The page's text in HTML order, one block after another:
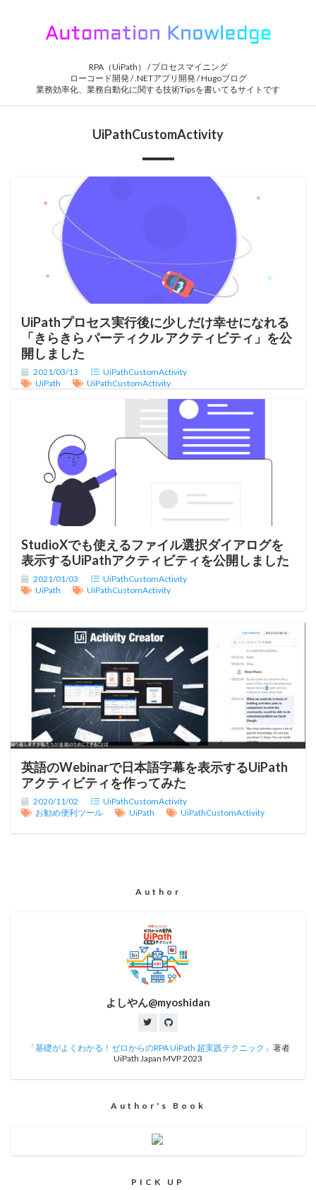
RPA（UiPath） / プロセスマイニング
ローコード開発 / .NETアプリ開発 / Hugoブログ
業務効率化、業務自動化に関する技術Tipsを書いてるサイトです
UiPathCustomActivity
UiPathプロセス実行後に少しだけ幸せになれる
「きらきら パーティクル アクティビティ」を公
開しました
2021/03/13
UiPathCustomActivity
UiPath
UiPathCustomActivity
StudioXでも使えるファイル選択ダイアログを
表示するUiPathアクティビティを公開しました
2021/01/03
UiPathCustomActivity
UiPath
UiPathCustomActivity
英語のWebinarで日本語字幕を表示するUiPath
アクティビティを作ってみた
2020/11/02
UiPathCustomActivity
お勧め便利ツール
UiPath UiPathCustomActivity
Author
よしやん@myoshidan
「基礎がよくわかる！ゼロからのRPA UiPath 超実践テクニック」 著者
UiPath Japan MVP 2023
Author's Book
PICK UP